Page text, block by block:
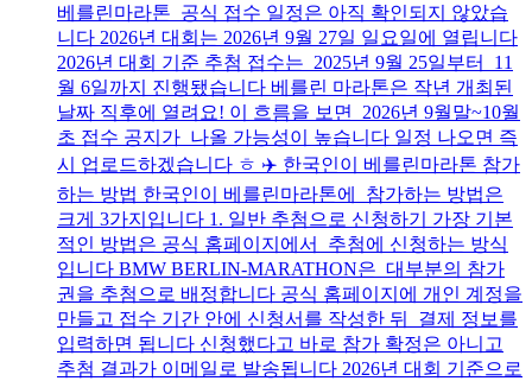
베를린마라톤 공식 접수 일정은 아직 확인되지 않았습
니다 2026년 대회는 2026년 9월 27일 일요일에 열립니다
2026년 대회 기준 추첨 접수는 2025년 9월 25일부터 11
월 6일까지 진행됐습니다 베를린 마라톤은 작년 개최된
날짜 직후에 열려요! 이 흐름을 보면 2026년 9월말~10월
초 접수 공지가 나올 가능성이 높습니다 일정 나오면 즉
시 업로드하겠습니다 ㅎ ✈️ 한국인이 베를린마라톤 참가
하는 방법 한국인이 베를린마라톤에 참가하는 방법은
크게 3가지입니다 1. 일반 추첨으로 신청하기 가장 기본
적인 방법은 공식 홈페이지에서 추첨에 신청하는 방식
입니다 BMW BERLIN-MARATHON은 대부분의 참가
권을 추첨으로 배정합니다 공식 홈페이지에 개인 계정을
만들고 접수 기간 안에 신청서를 작성한 뒤 결제 정보를
입력하면 됩니다 신청했다고 바로 참가 확정은 아니고
추첨 결과가 이메일로 발송됩니다 2026년 대회 기준으로